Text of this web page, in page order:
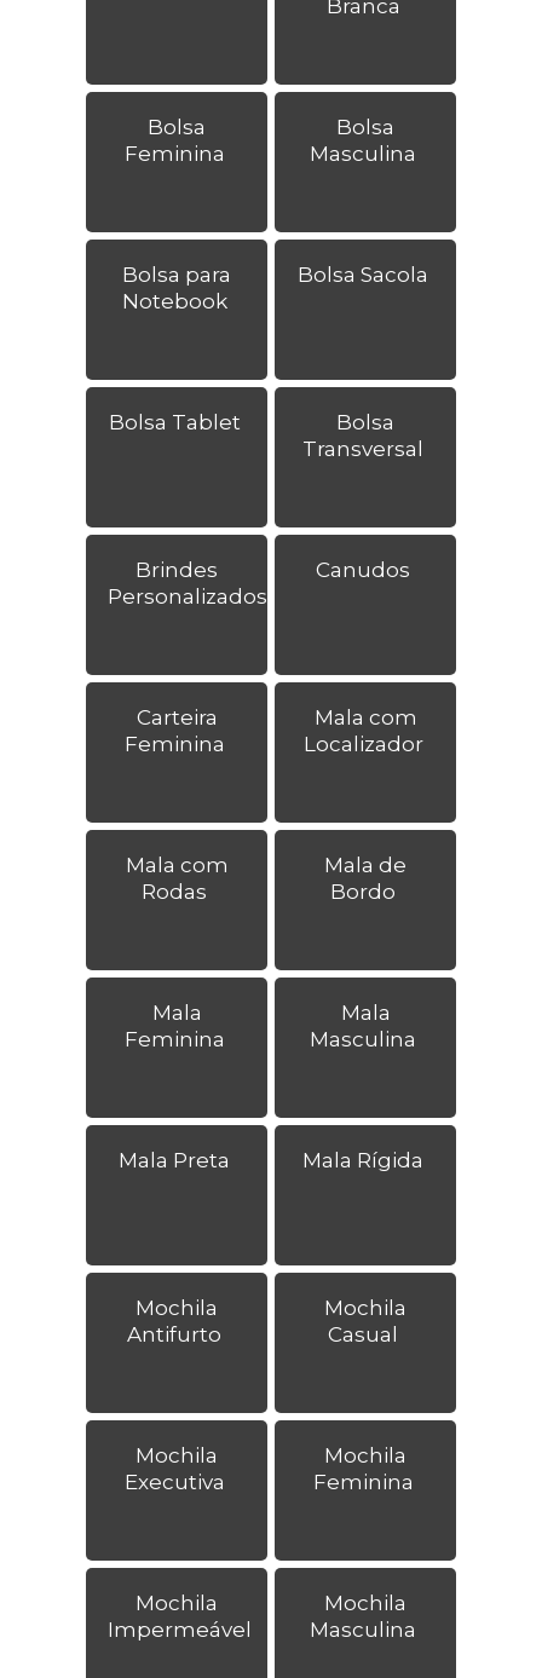
Branca
Bolsa
Feminina
Bolsa
Masculina
Bolsa para
Notebook
Bolsa Sacola
Bolsa Tablet
Bolsa
Transversal
Brindes
Personalizados
Canudos
Carteira
Feminina
Mala com
Localizador
Mala com
Rodas
Mala de
Bordo
Mala
Feminina
Mala
Masculina
Mala Preta Mala Rígida
Mochila
Antifurto
Mochila
Casual
Mochila
Executiva
Mochila
Feminina
Mochila
Impermeável
Mochila
Masculina